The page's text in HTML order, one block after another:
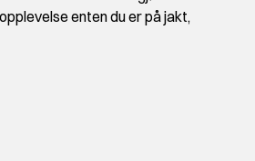
enten du er på jakt,